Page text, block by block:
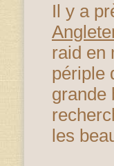
Il y a
raid en
périple
grande
les